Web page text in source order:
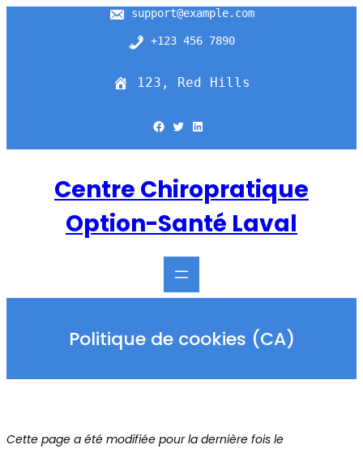
support@example.com
+123 456 7890
123, Red Hills
Facebook Twitter LinkedIn
Centre Chiropratique
Option-Santé Laval
Politique de cookies (CA)
Cette page a été modifiée pour la dernière fois le